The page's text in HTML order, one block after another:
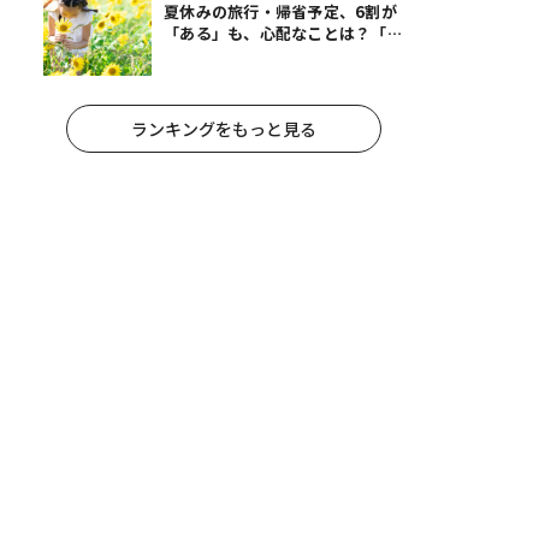
夏休みの旅行・帰省予定、6割が
「ある」も、心配なことは？「宿
ランキングをもっと見る